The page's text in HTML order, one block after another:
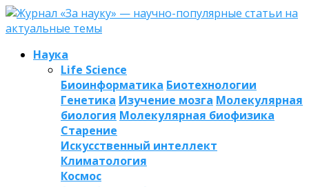
Наука
Life Science
Биоинформатика Биотехнологии
Генетика Изучение мозга Молекулярная
биология Молекулярная биофизика
Старение
Искусственный интеллект
Климатология
Космос